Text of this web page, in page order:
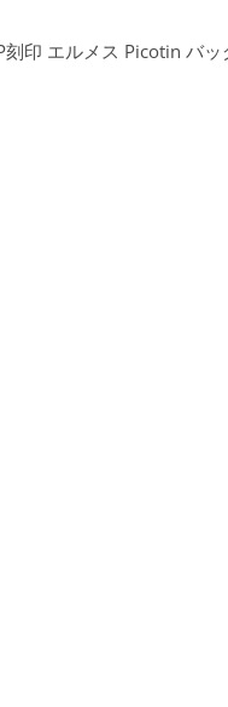
印 エルメス Picotin バッ